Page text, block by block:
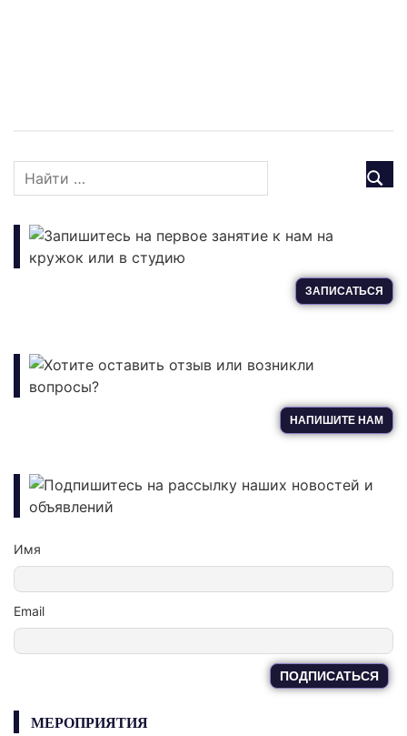
Запишитесь на первое занятие к нам на
кружок или в студию
ЗАПИСАТЬСЯ
Хотите оставить отзыв или возникли
вопросы?
НАПИШИТЕ НАМ
Подпишитесь на рассылку наших новостей и
объявлений
Имя
Email
МЕРОПРИЯТИЯ